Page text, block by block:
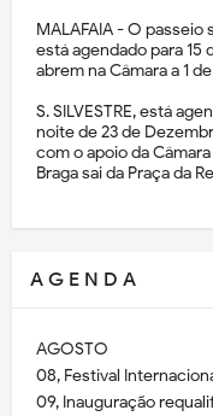
MALAFAIA - O passeio
está agendado para 15
abrem na Câmara a 1
S. SILVESTRE, está
noite de 23 de
com o apoio da
Braga sai da Praça da
A G E N D A
AGOSTO
08, Festival
09, Inauguração